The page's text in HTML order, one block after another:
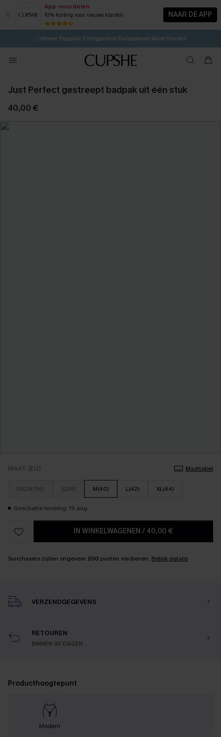
App-voordelen
10% korting voor nieuwe klanten NAAR DE APP
⚡️LAATSTE KANS | Tot 50% korting>>
🩱Meest Populair Corrigerend Badpakken| Must Have>>
💌Abonneer je & ontvang tot 15% korting>>
Koop 3, krijg 15% korting | CODE: SW15
Just Perfect gestreept badpak uit één stuk
40,00 €
MAAT (EU) Maattabel
XS(34/36) S(38) M(40) L(42) XL(44)
Geschatte levering: 19 aug.
IN WINKELWAGENEN / 40,00 €
Sunchasers zullen ongeveer 200 punten verdienen. Bekijk details
VERZENDGEGEVENS
RETOUREN
BINNEN 30 DAGEN
Producthoogtepunt
Modern